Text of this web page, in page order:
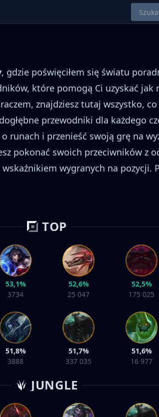
, gdzie poświęciłem się światu
które pomogą Ci uzyskać jak
znajdziesz tutaj wszystko,
przewodniki dla każdego
runach i przenieść swoją grę na
pokonać swoich przeciwników z
wygranych na pozycji.
TOP
53,1%
3734
52,6%
25 047
52,5%
175 025
51,8%
3888
51,7%
337 035
51,6%
16 977
JUNGLE